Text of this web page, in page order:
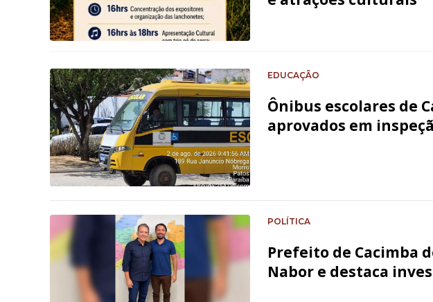
EDUCAÇÃO
Ônibus escolares de
aprovados em
POLÍTICA
Prefeito de Cacimba
Nabor e destaca